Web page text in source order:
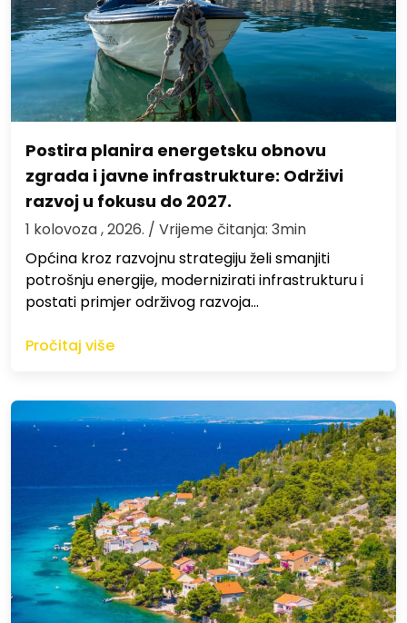
Postira planira energetsku obnovu
zgrada i javne infrastrukture: Održivi
razvoj u fokusu do 2027.
1 kolovoza , 2026. / Vrijeme čitanja: 3min
Općina kroz razvojnu strategiju želi smanjiti
potrošnju energije, modernizirati infrastrukturu i
postati primjer održivog razvoja…
Pročitaj više